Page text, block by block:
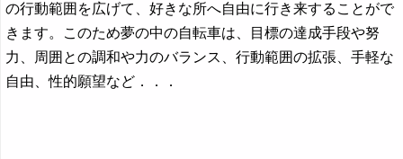
の行動範囲を広げて、好きな所へ自由に行き来することがで
きます。このため夢の中の自転車は、目標の達成手段や努
力、周囲との調和や力のバランス、行動範囲の拡張、手軽な
自由、性的願望など．．．